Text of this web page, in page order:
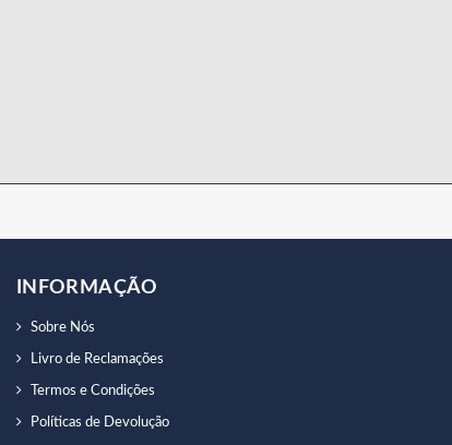
INFORMAÇÃO
Sobre Nós
Livro de Reclamações
Termos e Condições
Políticas de Devolução